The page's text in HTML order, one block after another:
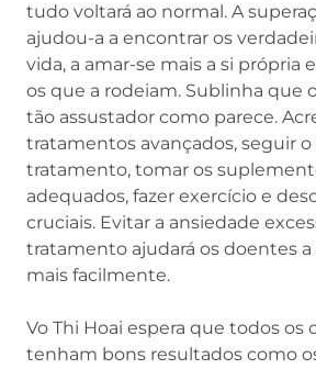
tudo voltará ao normal. A
ajudou-a a encontrar os
vida, a amar-se mais a si própria
os que a rodeiam. Sublinha que
tão assustador como parece.
tratamentos avançados, seguir
tratamento, tomar os
adequados, fazer exercício e
cruciais. Evitar a ansiedade
tratamento ajudará os doentes a
mais facilmente.
Vo Thi Hoai espera que todos os
tenham bons resultados como